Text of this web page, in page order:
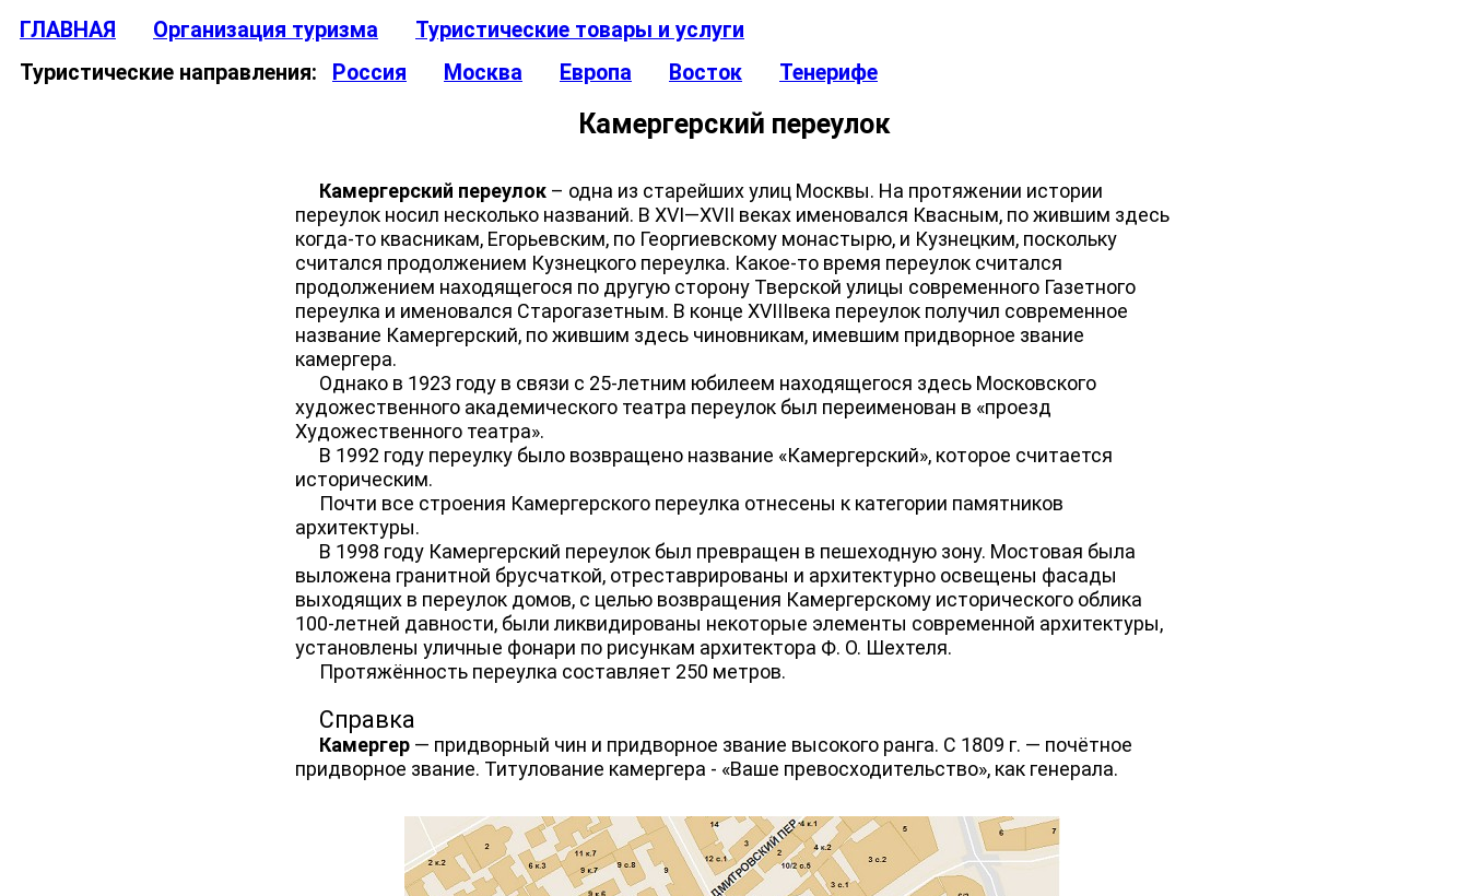
ГЛАВНАЯ Организация туризма
Туристические товары и услуги
Туристические направления:
Россия Москва Европа Восток Тенерифе
Камергерский переулок
Камергерский переулок– одна из старейших улиц Москвы. На протяжении истории
переулок носил несколько названий. В XVI—XVII веках именовался Квасным, по жившим здесь
когда-то квасникам, Егорьевским, по Георгиевскому монастырю, и Кузнецким, поскольку
считался продолжением Кузнецкого переулка. Какое-то время переулок считался
продолжением находящегося по другую сторону Тверской улицы современного Газетного
переулка и именовался Старогазетным. В конце XVIIIвека переулок получил современное
название Камергерский, по жившим здесь чиновникам, имевшим придворное звание
камергера.
Однако в 1923 году в связи с 25-летним юбилеем находящегося здесь Московского
художественного академического театра переулок был переименован в «проезд
Художественного театра».
В 1992 году переулку было возвращено название «Камергерский», которое считается
историческим.
Почти все строения Камергерского переулка отнесены к категории памятников
архитектуры.
В 1998 году Камергерский переулок был превращен в пешеходную зону. Мостовая была
выложена гранитной брусчаткой, отреставрированы и архитектурно освещены фасады
выходящих в переулок домов, с целью возвращения Камергерскому исторического облика
100-летней давности, были ликвидированы некоторые элементы современной архитектуры,
установлены уличные фонари по рисункам архитектора Ф. О. Шехтеля.
Протяжённость переулка составляет 250 метров.
Справка
Камергер— придворный чин и придворное звание высокого ранга. С 1809 г. — почётное
придворное звание. Титулование камергера - «Ваше превосходительство», как генерала.